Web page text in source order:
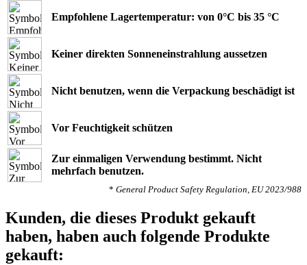
Empfohlene Lagertemperatur: von 0°C bis 35 °C
Keiner direkten Sonneneinstrahlung aussetzen
Nicht benutzen, wenn die Verpackung beschädigt ist
Vor Feuchtigkeit schützen
Zur einmaligen Verwendung bestimmt. Nicht
mehrfach benutzen.
* General Product Safety Regulation, EU 2023/988
Kunden, die dieses Produkt gekauft
haben, haben auch folgende Produkte
gekauft: